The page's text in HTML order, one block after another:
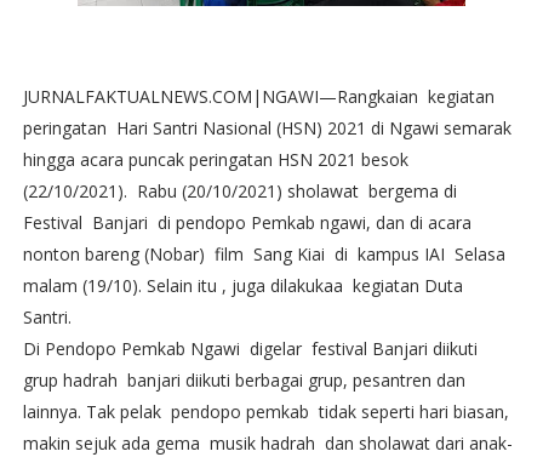
JURNALFAKTUALNEWS.COM|NGAWI—Rangkaian kegiatan
peringatan Hari Santri Nasional (HSN) 2021 di Ngawi semarak
hingga acara puncak peringatan HSN 2021 besok
(22/10/2021). Rabu (20/10/2021) sholawat bergema di
Festival Banjari di pendopo Pemkab ngawi, dan di acara
nonton bareng (Nobar) film Sang Kiai di kampus IAI Selasa
malam (19/10). Selain itu , juga dilakukaa kegiatan Duta
Santri.
Di Pendopo Pemkab Ngawi digelar festival Banjari diikuti
grup hadrah banjari diikuti berbagai grup, pesantren dan
lainnya. Tak pelak pendopo pemkab tidak seperti hari biasan,
makin sejuk ada gema musik hadrah dan sholawat dari anak-